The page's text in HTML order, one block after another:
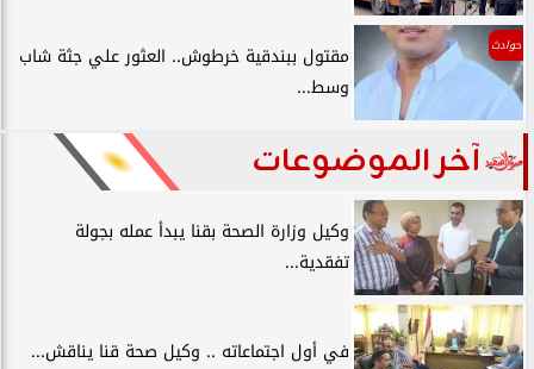
حوادث
مقتول ببندقية خرطوش.. العثور علي جثة شاب
وسط...
آخر الموضوعات
وكيل وزارة الصحة بقنا يبدأ عمله بجولة
تفقدية...
في أول اجتماعاته .. وكيل صحة قنا يناقش...